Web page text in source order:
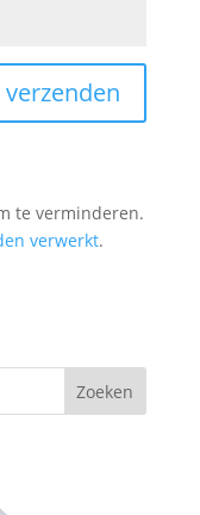
te verminderen.
verwerkt.